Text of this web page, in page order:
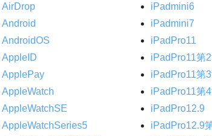
AirDrop
Android
AndroidOS
AppleID
ApplePay
AppleWatch
AppleWatchSE
AppleWatchSeries5
iPadmini6
iPadmini7
iPadPro11
iPadPro11第
iPadPro11第
iPadPro11第
iPadPro12.9
iPadPro12.9